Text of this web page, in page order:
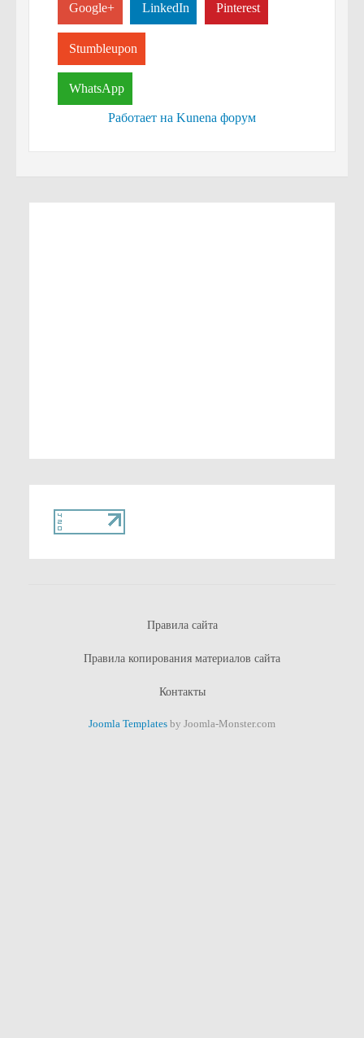
Google+ LinkedIn Pinterest
Stumbleupon
WhatsApp
Работает на Kunena форум
Правила сайта
Правила копирования материалов сайта
Контакты
Joomla Templates by Joomla-Monster.com